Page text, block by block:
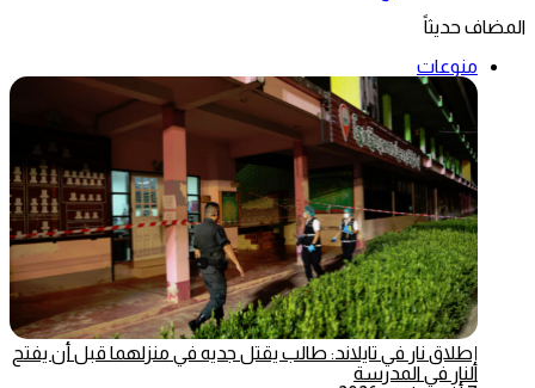
المضاف حديثاً
منوعات
إطلاق نار في تايلاند: طالب يقتل جديه في منزلهما قبل أن يفتح
النار في المدرسة